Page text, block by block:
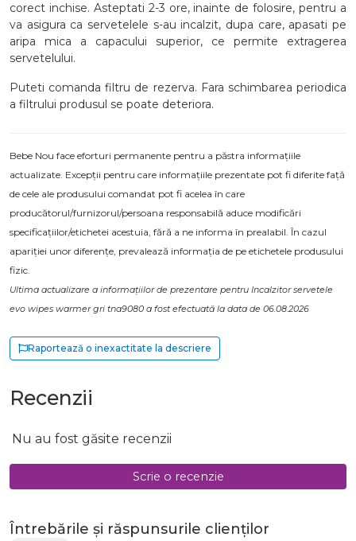
corect inchise. Asteptati 2-3 ore, inainte de folosire, pentru a
va asigura ca servetelele s-au incalzit, dupa care, apasati pe
aripa mica a capacului superior, ce permite extragerea
servetelului.
Puteti comanda filtru de rezerva. Fara schimbarea periodica
a filtrului produsul se poate deteriora.
Bebe Nou face eforturi permanente pentru a păstra informațiile
actualizate. Excepții pentru care informațiile prezentate pot fi diferite față
de cele ale produsului comandat pot fi acelea în care
producătorul/furnizorul/persoana responsabilă aduce modificări
specificațiilor/etichetei acestuia, fără a ne informa în prealabil. În cazul
apariției unor diferențe, prevalează informația de pe etichetele produsului
fizic.
Ultima actualizare a informațiilor de prezentare pentru Incalzitor servetele
evo wipes warmer gri tna9080 a fost efectuată la data de 06.08.2026
Raportează o inexactitate la descriere
Recenzii
Nu au fost găsite recenzii
Scrie o recenzie
Întrebările și răspunsurile clienților